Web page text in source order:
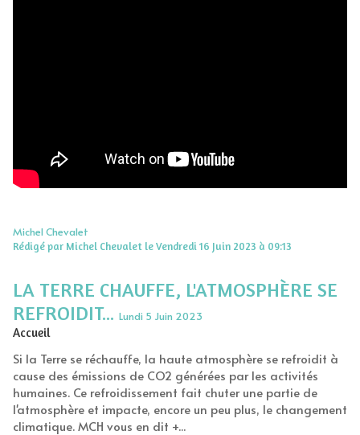
Michel Chevalet
Rédigé par Michel Chevalet le Vendredi 16 Juin 2023 à 09:13
LA TERRE CHAUFFE, L'ATMOSPHÈRE SE
REFROIDIT... Lundi 5 Juin 2023
Accueil
Si la Terre se réchauffe, la haute atmosphère se refroidit à
cause des émissions de CO2 générées par les activités
humaines. Ce refroidissement fait chuter une partie de
l'atmosphère et impacte, encore un peu plus, le changement
climatique. MCH vous en dit +...